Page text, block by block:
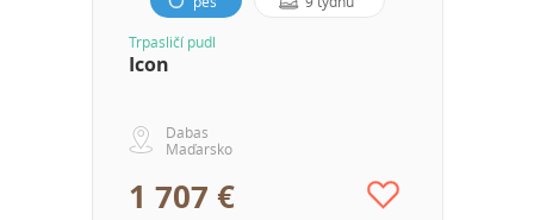
Trpasličí pudl
Icon
Dabas
Maďarsko
1 707 €